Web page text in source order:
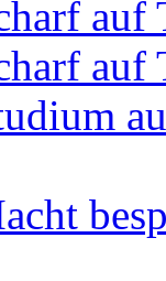
auf
auf